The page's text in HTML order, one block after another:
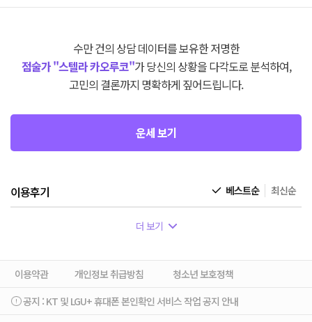
수만 건의 상담 데이터를 보유한 저명한
점술가 "스텔라 카오루코"가 당신의 상황을 다각도로 분석하여,
고민의 결론까지 명확하게 짚어드립니다.
운세 보기
이용후기 베스트순 최신순
더 보기
이용약관 개인정보 취급방침
청소년 보호정책
공지 : KT 및 LGU+ 휴대폰 본인확인 서비스 작업 공지 안내